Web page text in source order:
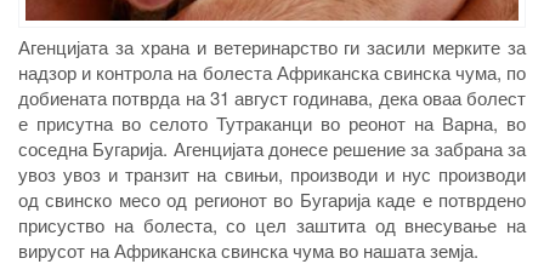
Агенцијата за храна и ветеринарство ги засили мерките за
надзор и контрола на болеста Африканска свинска чума, по
добиената потврда на 31 август годинава, дека оваа болест
е присутна во селото Тутраканци во реонот на Варна, во
соседна Бугарија. Агенцијата донесе решение за забрана за
увоз увоз и транзит на свињи, производи и нус производи
од свинско месо од регионот во Бугарија каде е потврдено
присуство на болеста, со цел заштита од внесување на
вирусот на Африканска свинска чума во нашата земја.